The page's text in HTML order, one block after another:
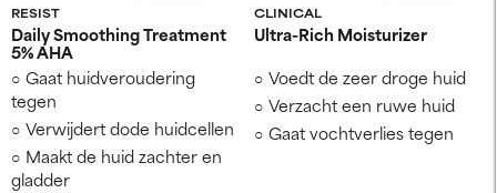
RESIST
Daily Smoothing Treatment
5% AHA
Gaat huidveroudering
tegen
Verwijdert dode huidcellen
Maakt de huid zachter en
gladder
CLINICAL
Ultra-Rich Moisturizer
Voedt de zeer droge huid
Verzacht een ruwe huid
Gaat vochtverlies tegen